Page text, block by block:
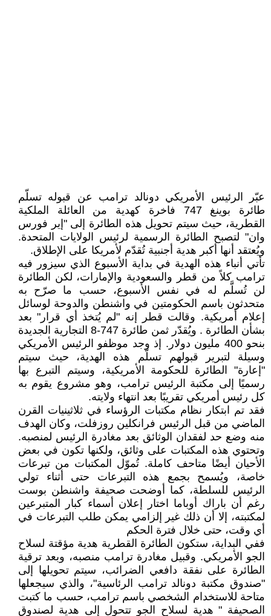
عبّر الرئيس الأمريكي دونالد ترامب عن قبوله تسلّم
طائرة بوينغ 747 فاخرة كهدية من العائلة الملكية
القطرية، حيث سيتم تحويل هذه الطائرة إلى "إير فورس
وان" لتصبح الطائرة الرسمية لرئيس الولايات المتحدة.
ويُعتقد أنها أكبر هدية أجنبية تُقدّم لأمريكا على الإطلاق.
تأتي أنباء هذه الهدية في بداية الأسبوع الذي سيزور فيه
ترامب كلاً من قطر والسعودية والإمارات، لكن الطائرة
لن تُسلَّم له في نفس الأسبوع، حسب ما صرّح به
متحدثون باسم الحكومتين في واشنطن والدوحة لوسائل
إعلام أمريكية. وقالت قطر إنه "لم يُتخذ أي قرار" بعد
بشأن الطائرة . ويُقدّر ثمن طائرة 747-8 التجارية الجديدة
بنحو 400 مليون دولار. إذ وجد موظفو الرئيس الأمريكي
وسيلة لتبرير قبولهم تسلّم هذه الهدية، حيث سيتم
"إعارة" الطائرة للحكومة الأمريكية، وسيتم التبرع بها
رسميًا إلى مكتبة الرئيس ترامب، وهو مشروع يقوم به
كل رئيس أمريكي تقريبًا بعد انتهاء ولايته.
فقد تم ابتكار نظام مكتبات الرؤساء في ثلاثينيات القرن
الماضي من قبل الرئيس فرانكلين روزفلت، وكان الهدف
منه وضع حد لفقدان الوثائق بعد مغادرة الرئيس لمنصبه.
وتحتوي هذه المكتبات على وثائق، ولكنها تكون في بعض
الأحيان أيضًا متاحف كاملة. تُموّل المكتبات من تبرعات
خاصة، ويُسمح بجمع هذه التبرعات حتى أثناء تولي
الرئيس للسلطة، كما أوضحت صحيفة واشنطن بوست
رغم أن باراك أوباما اختار إعلان أسماء كبار المتبرعين
لمكتبته، إلا أن ذلك غير إلزامي يمكن طلب التبرعات في
أي وقت، حتى خلال فترة الحكم
ففي البداية، ستكون الطائرة القطرية هدية مؤقتة لسلاح
الجو الأمريكي. وقبيل مغادرة ترامب منصبه، وبعد ترقية
الطائرة على نفقة دافعي الضرائب، سيتم تحويلها إلى
"صندوق مكتبة دونالد ترامب الرئاسية"، والذي سيجعلها
متاحة للاستخدام الشخصي باسم ترامب، حسب ما كتبت
الصحيفة " هدية لسلاح الجو تتحول إلى هدية لصندوق